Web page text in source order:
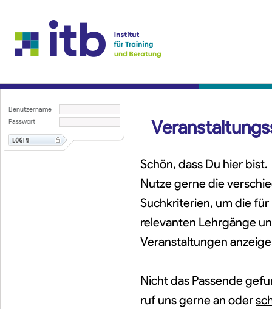
Benutzername
Passwort